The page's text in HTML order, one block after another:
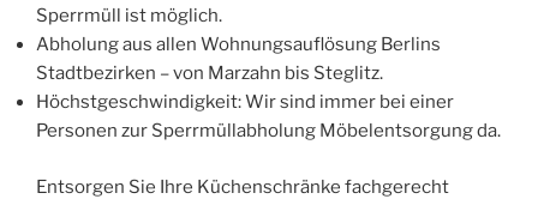
Sperrmüll ist möglich.
Abholung aus allen Wohnungsauflösung Berlins
Stadtbezirken – von Marzahn bis Steglitz.
Höchstgeschwindigkeit: Wir sind immer bei einer
Personen zur Sperrmüllabholung Möbelentsorgung da.
Entsorgen Sie Ihre Küchenschränke fachgerecht